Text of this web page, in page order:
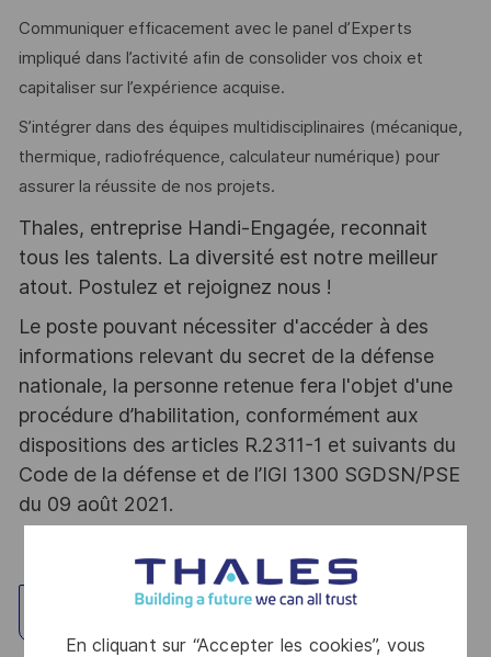
En cliquant sur “Accepter les cookies”, vous
Communiquer efficacement avec le panel d’Experts
impliqué dans l’activité afin de consolider vos choix et
capitaliser sur l’expérience acquise.
S’intégrer dans des équipes multidisciplinaires (mécanique,
thermique, radiofréquence, calculateur numérique) pour
assurer la réussite de nos projets.
Thales, entreprise Handi-Engagée, reconnait
tous les talents. La diversité est notre meilleur
atout. Postulez et rejoignez nous !
Le poste pouvant nécessiter d'accéder à des
informations relevant du secret de la défense
nationale, la personne retenue fera l'objet d'une
procédure d’habilitation, conformément aux
dispositions des articles R.2311-1 et suivants du
Code de la défense et de l’IGI 1300 SGDSN/PSE
du 09 août 2021.
Explorez un site